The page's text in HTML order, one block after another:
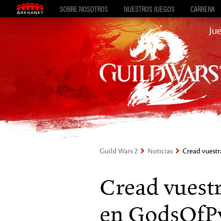
SOBRE NOSOTROS NUESTROS JUEGOS CARRERA
Guild Wars 2 Noticias Cread
Cread
en